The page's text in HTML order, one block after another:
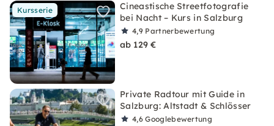
Kursserie
Cineastische Streetfotografie
bei Nacht – Kurs in Salzburg
4,9 Partnerbewertung
ab 129 €
Private Radtour mit Guide in
Salzburg: Altstadt & Schlösser
4,6Googlebewertung